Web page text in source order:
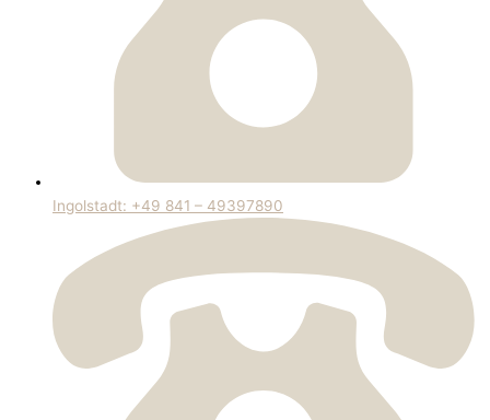
Ingolstadt: +49 841 – 49397890